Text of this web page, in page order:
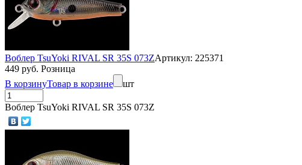
Воблер TsuYoki RIVAL SR 35S 073ZАртикул: 225371
449 руб. Розница
В корзинуТовар в корзине шт
Воблер TsuYoki RIVAL SR 35S 073Z